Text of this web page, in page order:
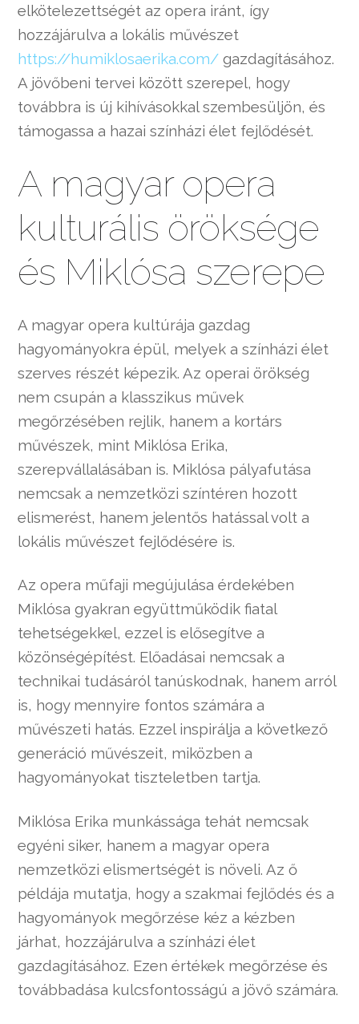
elkötelezettségét az opera iránt, így
hozzájárulva a lokális művészet
https://humiklosaerika.com/ gazdagításához.
A jövőbeni tervei között szerepel, hogy
továbbra is új kihívásokkal szembesüljön, és
támogassa a hazai színházi élet fejlődését.
A magyar opera
kulturális öröksége
és Miklósa szerepe
A magyar opera kultúrája gazdag
hagyományokra épül, melyek a színházi élet
szerves részét képezik. Az operai örökség
nem csupán a klasszikus művek
megőrzésében rejlik, hanem a kortárs
művészek, mint Miklósa Erika,
szerepvállalásában is. Miklósa pályafutása
nemcsak a nemzetközi színtéren hozott
elismerést, hanem jelentős hatással volt a
lokális művészet fejlődésére is.
Az opera műfaji megújulása érdekében
Miklósa gyakran együttműködik fiatal
tehetségekkel, ezzel is elősegítve a
közönségépítést. Előadásai nemcsak a
technikai tudásáról tanúskodnak, hanem arról
is, hogy mennyire fontos számára a
művészeti hatás. Ezzel inspirálja a következő
generáció művészeit, miközben a
hagyományokat tiszteletben tartja.
Miklósa Erika munkássága tehát nemcsak
egyéni siker, hanem a magyar opera
nemzetközi elismertségét is növeli. Az ő
példája mutatja, hogy a szakmai fejlődés és a
hagyományok megőrzése kéz a kézben
járhat, hozzájárulva a színházi élet
gazdagításához. Ezen értékek megőrzése és
továbbadása kulcsfontosságú a jövő számára.